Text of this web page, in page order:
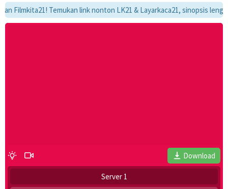
Temukan link nonton LK21 & Layarkaca21, sinopsis
Download
Server 1